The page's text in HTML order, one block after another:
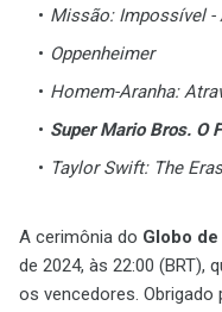
Missão: Impossível -
Oppenheimer
Homem-Aranha:
Super Mario Bros. O
Taylor Swift: The
A cerimônia do Globo
de 2024, às 22:00 (BRT),
os vencedores. Obrigado